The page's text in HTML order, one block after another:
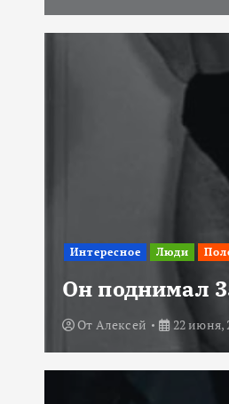
Интересное Люди
Он поднимал
От Алексей 22 июня,